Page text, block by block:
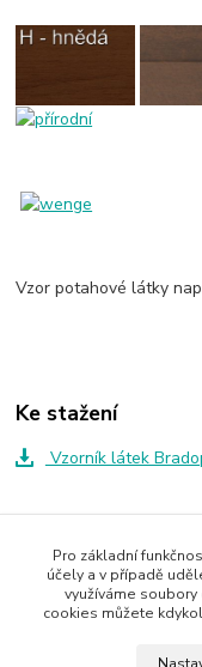
Vzor potahové látky
Ke stažení
Vzorník látek
Zboží zařazeno v
Židle
Pro základní
účely a v případě
využíváme
cookies můžete